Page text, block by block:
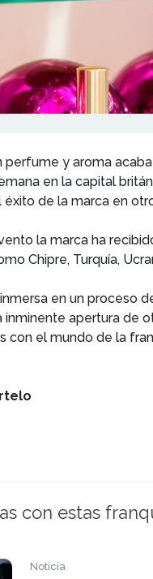
y aroma
en la capital
éxito de la marca en
la marca ha
Chipre, Turquía,
en un proceso
inminente apertura de
el mundo de la
con estas
Noticia